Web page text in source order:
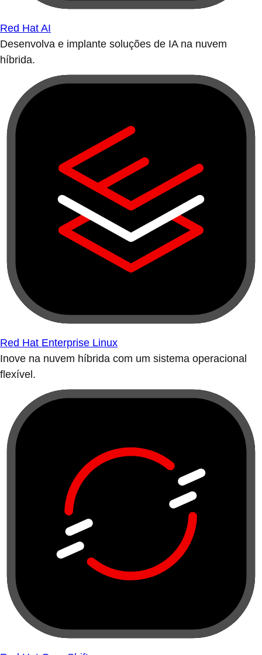
Red Hat AI
Desenvolva e implante soluções de IA na nuvem
híbrida.
Red Hat Enterprise Linux
Inove na nuvem híbrida com um sistema operacional
flexível.